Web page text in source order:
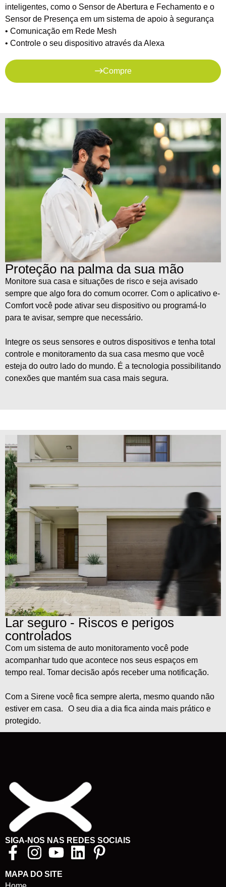
inteligentes, como o Sensor de Abertura e Fechamento e o
Sensor de Presença em um sistema de apoio à segurança
• Comunicação em Rede Mesh
• Controle o seu dispositivo através da Alexa
Compre
Proteção na palma da sua mão
Monitore sua casa e situações de risco e seja avisado
sempre que algo fora do comum ocorrer. Com o aplicativo e-
Comfort você pode ativar seu dispositivo ou programá-lo
para te avisar, sempre que necessário.
Integre os seus sensores e outros dispositivos e tenha total
controle e monitoramento da sua casa mesmo que você
esteja do outro lado do mundo. É a tecnologia possibilitando
conexões que mantém sua casa mais segura.
Lar seguro - Riscos e perigos
controlados
Com um sistema de auto monitoramento você pode
acompanhar tudo que acontece nos seus espaços em
tempo real. Tomar decisão após receber uma notificação.
Com a Sirene você fica sempre alerta, mesmo quando não
estiver em casa. O seu dia a dia fica ainda mais prático e
protegido.
SIGA-NOS NAS REDES SOCIAIS
MAPA DO SITE